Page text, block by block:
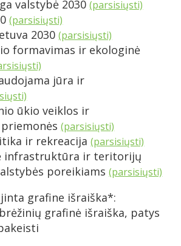
valstybė 2030(parsisiųsti)
(parsisiųsti)
2030(parsisiųsti)
formavimas ir ekologinė
jūra ir
ūkio veiklos ir
priemonės(parsisiųsti)
ir rekreacija(parsisiųsti)
infrastruktūra ir teritorijų
poreikiams(parsisiųsti)
grafine išraiška*:
grafinė išraiška, patys